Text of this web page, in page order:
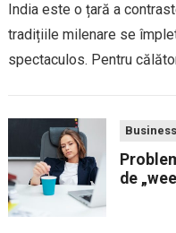
India este o țară a
tradițiile milenare se
spectaculos. Pentru
Business
de